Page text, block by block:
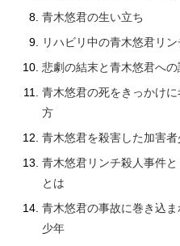
青木悠君の生い立ち
リハビリ中の青木悠君リ
悲劇の結末と青木悠君への
青木悠君の死をきっかけ
方
青木悠君を殺害した加害
青木悠君リンチ殺人事件
とは
青木悠君の事故に巻き込
少年